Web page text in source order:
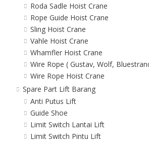
Roda Sadle Hoist Crane
Rope Guide Hoist Crane
Sling Hoist Crane
Vahle Hoist Crane
Whamfler Hoist Crane
Wire Rope ( Gustav, Wolf,
Wire Rope Hoist Crane
Spare Part Lift Barang
Anti Putus Lift
Guide Shoe
Limit Switch Lantai Lift
Limit Switch Pintu Lift